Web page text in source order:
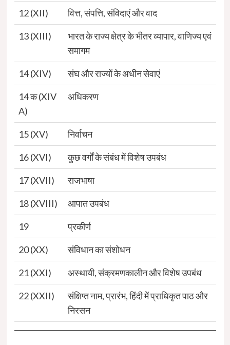
12 (XII) वित्त, संपत्ति, संविदाएं और वाद
13 (XIII)
भारत के राज्य क्षेत्र के भीतर व्यापार, वाणिज्य एवं
समागम
14 (XIV) संघ और राज्यों के अधीन सेवाएं
14 क (XIV
A)
अधिकरण
15 (XV) निर्वाचन
16 (XVI) कुछ वर्गों के संबंध में विशेष उपबंध
17 (XVII) राजभाषा
18 (XVIII) आपात उपबंध
19 प्रकीर्ण
20 (XX) संविधान का संशोधन
21 (XXI) अस्थायी, संक्रमणकालीन और विशेष उपबंध
22 (XXII)
संक्षिप्त नाम, प्रारंभ, हिंदी में प्राधिकृत पाठ और
निरसन